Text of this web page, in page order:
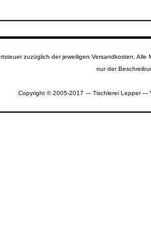
zuzüglich der jeweiligen Versandkosten.
nur der
Copyright © 2005-2017 --- Tischlerei Lepper